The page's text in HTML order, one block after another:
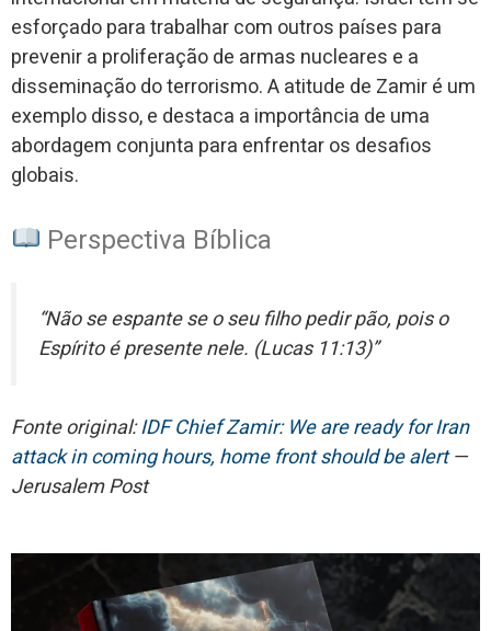
esforçado para trabalhar com outros países para
prevenir a proliferação de armas nucleares e a
disseminação do terrorismo. A atitude de Zamir é um
exemplo disso, e destaca a importância de uma
abordagem conjunta para enfrentar os desafios
globais.
Perspectiva Bíblica
“Não se espante se o seu filho pedir pão, pois o
Espírito é presente nele. (Lucas 11:13)”
Fonte original:IDF Chief Zamir: We are ready for Iran
attack in coming hours, home front should be alert—
Jerusalem Post